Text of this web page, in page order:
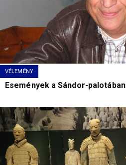
VÉLEMÉNY
Események a Sándor-palotában